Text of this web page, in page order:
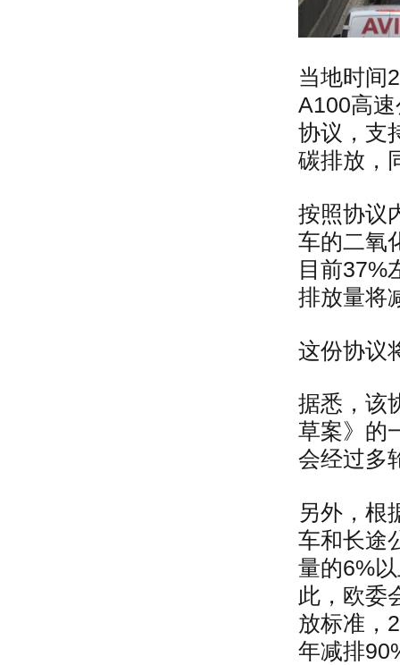
当地时间
A100高
协议，支
碳排放，
按照协议
车的二氧
目前37%
排放量将
这份协议
据悉，该
草案》的
会经过多
另外，根
车和长途
量的6%
此，欧委
放标准，
年减排